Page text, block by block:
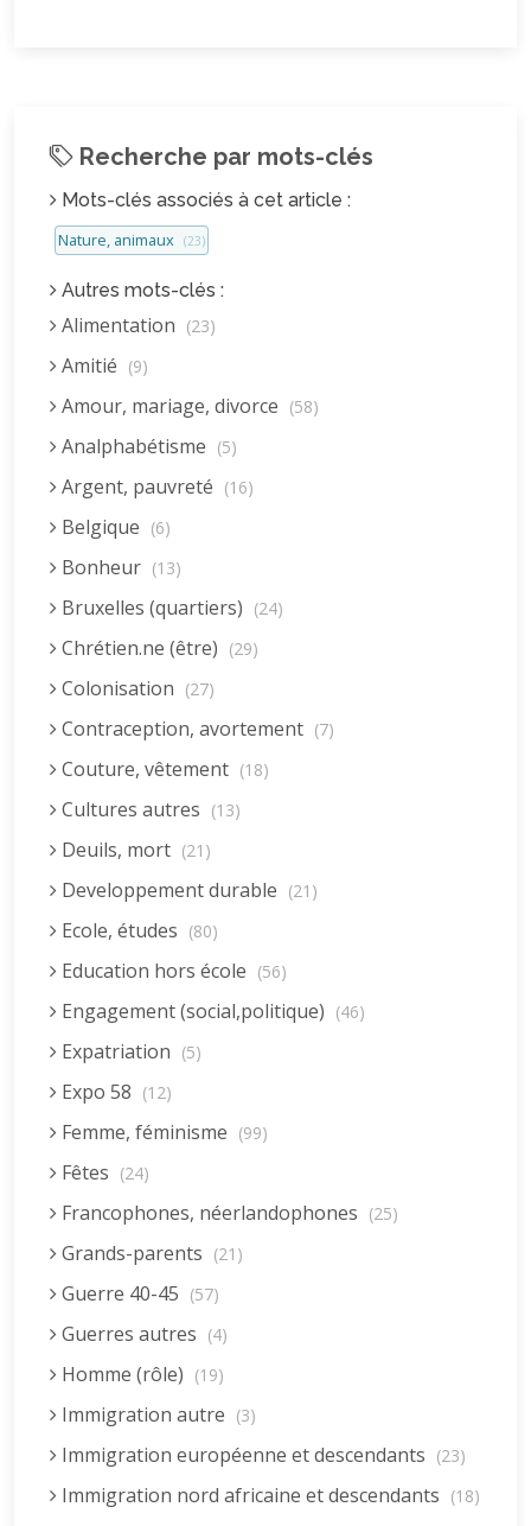
Recherche par mots-clés
Mots-clés associés à cet article :
Nature, animaux (23)
Autres mots-clés :
Alimentation (23)
Amitié (9)
Amour, mariage, divorce (58)
Analphabétisme (5)
Argent, pauvreté (16)
Belgique (6)
Bonheur (13)
Bruxelles (quartiers) (24)
Chrétien.ne (être) (29)
Colonisation (27)
Contraception, avortement (7)
Couture, vêtement (18)
Cultures autres (13)
Deuils, mort (21)
Developpement durable (21)
Ecole, études (80)
Education hors école (56)
Engagement (social,politique) (46)
Expatriation (5)
Expo 58 (12)
Femme, féminisme (99)
Fêtes (24)
Francophones, néerlandophones (25)
Grands-parents (21)
Guerre 40-45 (57)
Guerres autres (4)
Homme (rôle) (19)
Immigration autre (3)
Immigration européenne et descendants (23)
Immigration nord africaine et descendants (18)